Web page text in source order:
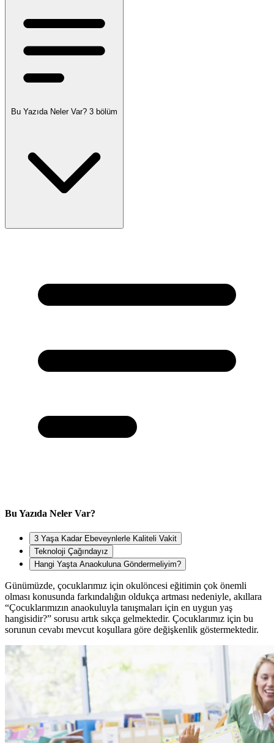
Bu Yazıda Neler Var? 3 bölüm
Bu Yazıda Neler Var?
3 Yaşa Kadar Ebeveynlerle Kaliteli Vakit
Teknoloji Çağındayız
Hangi Yaşta Anaokuluna Göndermeliyim?
Günümüzde, çocuklarımız için okulöncesi eğitimin çok önemli
olması konusunda farkındalığın oldukça artması nedeniyle, akıllara
“Çocuklarımızın anaokuluyla tanışmaları için en uygun yaş
hangisidir?” sorusu artık sıkça gelmektedir. Çocuklarımız için bu
sorunun cevabı mevcut koşullara göre değişkenlik göstermektedir.